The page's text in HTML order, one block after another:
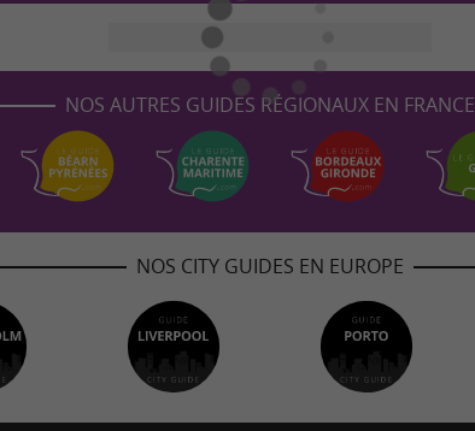
NOS AUTRES GUIDES RÉGIONAUX EN FRANCE
NOS CITY GUIDES EN EUROPE